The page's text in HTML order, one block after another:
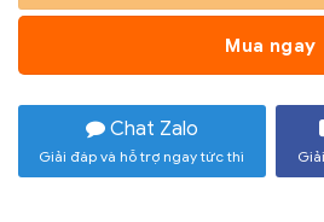
Mua ngay
Chat Zalo
Giải đáp và hỗ trợ ngay tức thì